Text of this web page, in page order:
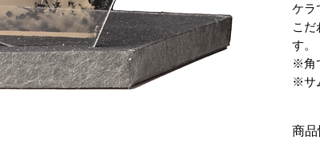
ケラ
こだ
す。
※角
※サ
商